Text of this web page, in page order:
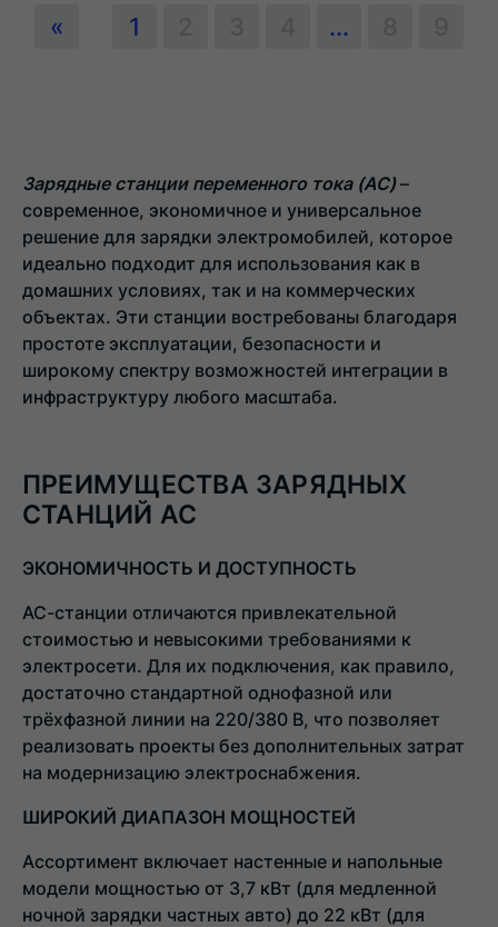
« 1 ...
Зарядные станции переменного тока (AC)–
современное, экономичное и универсальное
решение для зарядки электромобилей, которое
идеально подходит для использования как в
домашних условиях, так и на коммерческих
объектах. Эти станции востребованы благодаря
простоте эксплуатации, безопасности и
широкому спектру возможностей интеграции в
инфраструктуру любого масштаба.
ПРЕИМУЩЕСТВА ЗАРЯДНЫХ
СТАНЦИЙ AC
ЭКОНОМИЧНОСТЬ И ДОСТУПНОСТЬ
AC-станции отличаются привлекательной
стоимостью и невысокими требованиями к
электросети. Для их подключения, как правило,
достаточно стандартной однофазной или
трёхфазной линии на 220/380 В, что позволяет
реализовать проекты без дополнительных затрат
на модернизацию электроснабжения.
ШИРОКИЙ ДИАПАЗОН МОЩНОСТЕЙ
Ассортимент включает настенные и напольные
модели мощностью от 3,7 кВт (для медленной
ночной зарядки частных авто) до 22 кВт (для